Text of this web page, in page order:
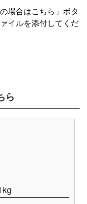
場合はこちら」ボタ
イルを添付してくだ
ら